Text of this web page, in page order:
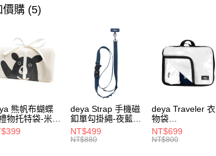
價購 (5)
熊帆布蝴蝶
物托特袋-米色
deya Strap 手機磁
釦單勾掛繩-夜藍色
62611105501
NT$499
NT$880
deya Traveler 衣
物袋
62406090901
NT$699
NT$800